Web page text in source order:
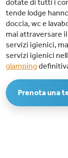
dotate di tutti i
tende lodge
doccia, wc e
mai attraversare
servizi igienici,
servizi igienici
glamping
Prenota una